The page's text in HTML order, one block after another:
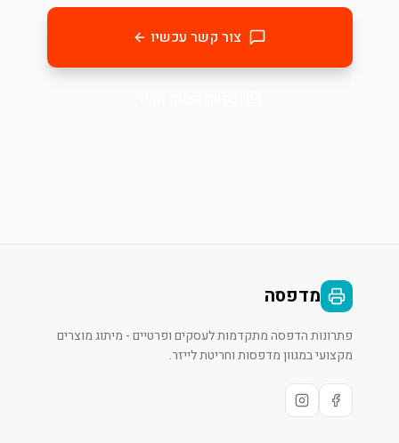
צור קשר עכשיו
מדפסה
פתרונות הדפסה מתקדמות לעסקים ופרטיים - מיתוג מוצרים
מקצועי במגוון מדפסות וחריטת לייזר.